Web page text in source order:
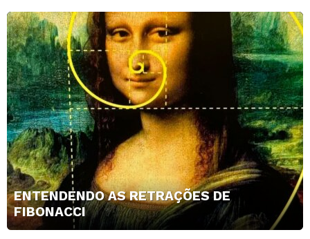
ENTENDENDO AS RETRAÇÕES DE
FIBONACCI